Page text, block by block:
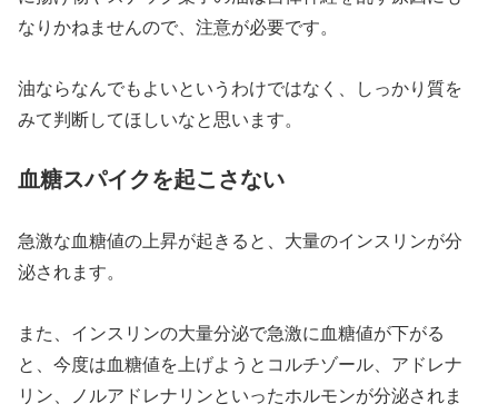
なりかねませんので、注意が必要です。
油ならなんでもよいというわけではなく、しっかり質を
みて判断してほしいなと思います。
血糖スパイクを起こさない
急激な血糖値の上昇が起きると、大量のインスリンが分
泌されます。
また、インスリンの大量分泌で急激に血糖値が下がる
と、今度は血糖値を上げようとコルチゾール、アドレナ
リン、ノルアドレナリンといったホルモンが分泌されま